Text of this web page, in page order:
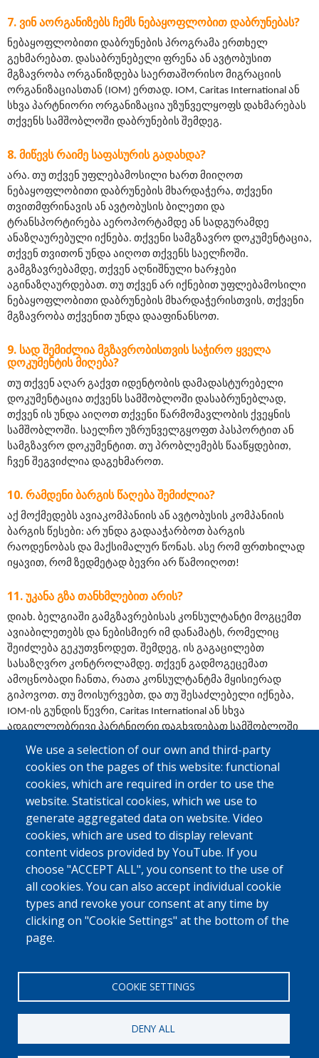
ᲕᲘᲜ ᲐᲝᲠᲒᲐᲜᲘᲖᲔᲑᲡ ᲩᲔᲛᲡ ᲜᲔᲑᲐᲧᲝᲤᲚᲝᲑᲘᲗ ᲓᲐᲑᲠᲣᲜᲔᲑᲐᲡ?
ნებაყოფლობითი დაბრუნების პროგრამა ერთხელ
გეხმარებათ. დასაბრუნებელი ფრენა ან ავტობუსით
მგზავრობა ორგანიზდება საერთაშორისო მიგრაციის
ორგანიზაციასთან (IOM) ერთად. IOM, Caritas International ან
სხვა პარტნიორი ორგანიზაცია უზუნველყოფს დახმარებას
თქვენს სამშობლოში დაბრუნების შემდეგ.
ᲛᲘᲬᲔᲕᲡ ᲠᲐᲘᲛᲔ ᲡᲐᲤᲐᲡᲣᲠᲘᲡ ᲒᲐᲓᲐᲮᲓᲐ?
არა. თუ თქვენ უფლებამოსილი ხართ მიიღოთ
ნებაყოფლობითი დაბრუნების მხარდაჭერა, თქვენი
თვითმფრინავის ან ავტობუსის ბილეთი და
ტრანსპორტირება აეროპორტამდე ან სადგურამდე
ანაზღაურებული იქნება. თქვენი სამგზავრო დოკუმენტაცია,
თქვენ თვითონ უნდა აიღოთ თქვენს საელჩოში.
გამგზავრებამდე, თქვენ აღნიშნული ხარჯები
აგინაზღაურდებათ. თუ თქვენ არ იქნებით უფლებამოსილი
ნებაყოფლობითი დაბრუნების მხარდაჭერისთვის, თქვენი
მგზავრობა თქვენით უნდა დააფინანსოთ.
ᲡᲐᲓ ᲨᲔᲛᲘᲫᲚᲘᲐ ᲛᲒᲖᲐᲕᲠᲝᲑᲘᲡᲗᲕᲘᲡ ᲡᲐᲭᲘᲠᲝ ᲧᲕᲔᲚᲐ
ᲓᲝᲙᲣᲛᲔᲜᲢᲘᲡ ᲛᲘᲦᲔᲑᲐ?
თუ თქვენ აღარ გაქვთ იდენტობის დამადასტურებელი
დოკუმენტაცია თქვენს სამშობლოში დასაბრუნებლად,
თქვენ ის უნდა აიღოთ თქვენი წარმომავლობის ქვეყნის
სამშობლოში. საელჩო უზრუნველგყოფთ პასპორტით ან
სამგზავრო დოკუმენტით. თუ პრობლემებს წააწყდებით,
ჩვენ შეგვიძლია დაგეხმაროთ.
ᲠᲐᲛᲓᲔᲜᲘ ᲑᲐᲠᲒᲘᲡ ᲬᲐᲦᲔᲑᲐ ᲨᲔᲛᲘᲫᲚᲘᲐ?
აქ მოქმედებს ავიაკომპანიის ან ავტობუსის კომპანიის
ბარგის წესები: არ უნდა გადააჭარბოთ ბარგის
რაოდენობას და მაქსიმალურ წონას. ასე რომ ფრთხილად
იყავით, რომ ზედმეტად ბევრი არ წამოიღოთ!
ᲣᲙᲐᲜᲐ ᲒᲖᲐ ᲗᲐᲜᲮᲛᲚᲔᲑᲘᲗ ᲐᲠᲘᲡ?
დიახ. ბელგიაში გამგზავრებისას კონსულტანტი მოგცემთ
ავიაბილეთებს და ნებისმიერ იმ დანამატს, რომელიც
შეიძლება გეკუთვნოდეთ. შემდეგ, ის გაგაცილებთ
სასაზღვრო კონტროლამდე. თქვენ გადმოგეცემათ
ამოცნობადი ჩანთა, რათა კონსულტანტმა მყისიერად
გიპოვოთ. თუ მოისურვებთ, და თუ შესაძლებელი იქნება,
IOM-ის გუნდის წევრი, Caritas International ან სხვა
ადგილლობრივი პარტნიორი დაგხვდებათ სამშობლოში
ჩასვლისას.
ᲩᲔᲛᲡ ᲥᲕᲔᲧᲐᲜᲐᲨᲘ ᲪᲮᲝᲕᲠᲔᲑᲐ ᲛᲐᲠᲢᲘᲕᲘ ᲐᲠ ᲐᲠᲘᲡ. ᲠᲐ
ᲛᲮᲐᲠᲓᲐᲭᲔᲠᲐᲡ ᲨᲔᲘᲫᲚᲔᲑᲐ ᲕᲔᲚᲝᲓᲔᲑᲝᲓᲔ?
ჩვენ ვთანამშრომლობთ თქვენს სამშობლოში
ადგილობრივ პარტნიორებთან, ვისაც შეუძლია თქვენი
დახმარება რეინტეგრაციის პროცესში. მაგალითად, მათ
შეუძლიათ დაგეხმარონ თქვენი საკუთარი საქმიანობის
დაწყებაში, სამედიცინო ხარჯების გადახდაში ან სამუშაოს
პოვნაში. ყველას არ შეუძლია ამ დახმარების მიღება;
ყოველი სიტუაცია ერთმანეთისგან განსხვავდება.
გაინტერესებთ, თქვენ გექნებათ თუ არა ამის
უფლებამოსილება? შეიტყვეთ მეტი ინფორმაცია
We use a selection of our own and third-party
cookies on the pages of this website: functional
cookies, which are required in order to use the
website. Statistical cookies, which we use to
generate aggregated data on website. Video
cookies, which are used to display relevant
content videos provided by YouTube. If you
choose "ACCEPT ALL", you consent to the use of
all cookies. You can also accept individual cookie
types and revoke your consent at any time by
clicking on "Cookie Settings" at the bottom of the
page.
COOKIE SETTINGS
DENY ALL